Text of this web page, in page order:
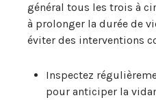
général tous les trois à
à prolonger la durée de
éviter des interventions
Inspectez
pour anticiper la